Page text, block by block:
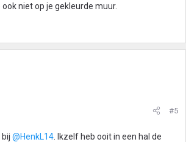
niet op je gekleurde muur.
#5
bij @HenkL14 . Ikzelf heb ooit in een hal de